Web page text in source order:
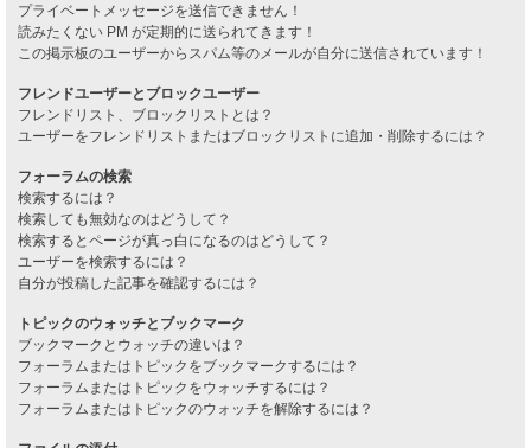
プライベートメッセージを送信できません！
読みたくない PM が定期的に送られてきます！
この掲示板のユーザーからスパム等のメールが自分に送信されています！
フレンドユーザーとブロックユーザー
フレンドリスト、ブロックリストとは？
ユーザーをフレンドリストまたはブロックリストに追加・削除するには？
フォーラムの検索
検索するには？
検索しても無効なのはどうして？
検索するとページが真っ白になるのはどうして？
ユーザーを検索するには？
自分が投稿した記事を確認するには？
トピックのウォッチとブックマーク
ブックマークとウォッチの違いは？
フォーラムまたはトピックをブックマークするには？
フォーラムまたはトピックをウォッチするには？
フォーラムまたはトピックのウォッチを解除するには？